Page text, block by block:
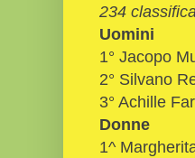
234
Uomini
1° Jacopo
2° Silvano
3° Achille
Donne
1^